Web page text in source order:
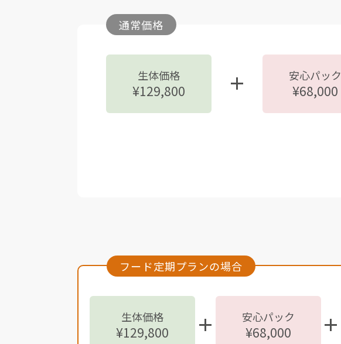
通常価格
生体価格
¥129,800
安心パック
¥68,000
フード定期プランの場合
生体価格
¥129,800
安心パック
¥68,000